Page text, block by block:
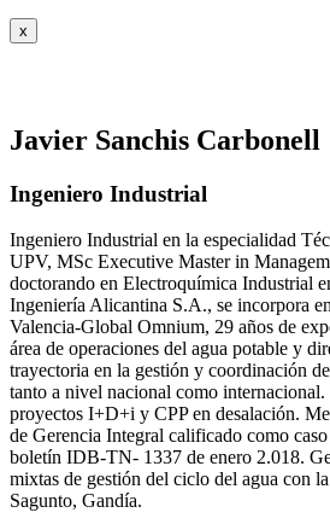
x
Javier Sanchis Carbonell
Ingeniero Industrial
Ingeniero Industrial en la especialidad
UPV, MSc Executive Master in
doctorando en Electroquímica Industrial
Ingeniería Alicantina S.A., se incorpora
Valencia-Global Omnium, 29 años de
área de operaciones del agua potable y
trayectoria en la gestión y coordinación
tanto a nivel nacional como internacional.
proyectos I+D+i y CPP en desalación.
de Gerencia Integral calificado como
boletín IDB-TN- 1337 de enero 2.018.
mixtas de gestión del ciclo del agua con
Sagunto, Gandía.